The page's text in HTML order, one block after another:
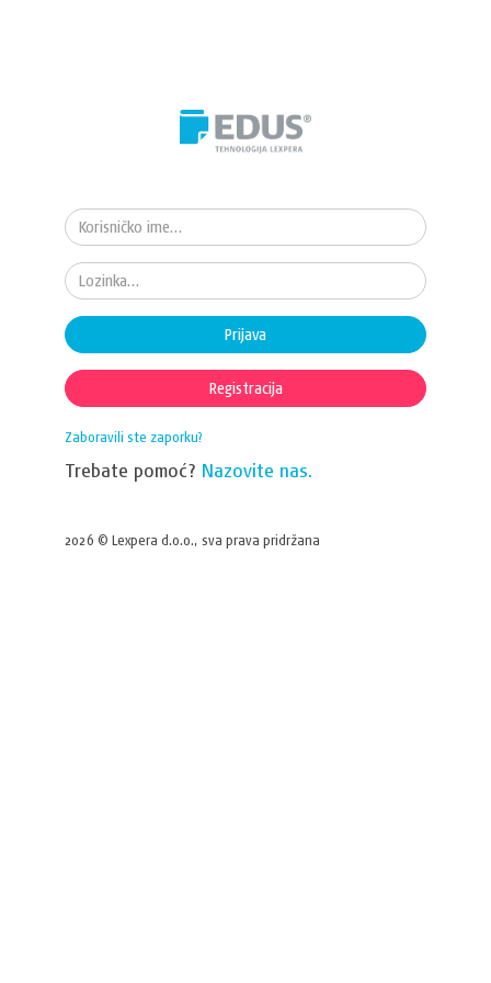
Prijava
Registracija
Zaboravili ste zaporku?
Trebate pomoć? Nazovite nas.
2026 © Lexpera d.o.o., sva prava pridržana